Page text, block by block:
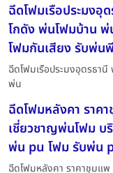
ฉีดโฟมเรือประมงอุ
โกดัง พ่นโฟมบ้าน
โฟมกันเสียง รับพ่น
ฉีดโฟมเรือประมงอุดรธา
พ่น
ฉีดโฟมหลังคา ราค
เชี่ยวชาญพ่นโฟม บ
พ่น pu โฟม รับพ่น
ฉีดโฟมหลังคา ราคาชุมแ